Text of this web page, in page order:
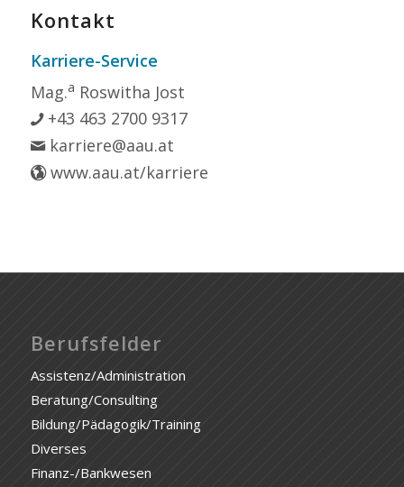
Kontakt
Karriere-Service
Mag.a Roswitha Jost
+43 463 2700 9317
karriere@aau.at
www.aau.at/karriere
Berufsfelder
Assistenz/Administration
Beratung/Consulting
Bildung/Pädagogik/Training
Diverses
Finanz-/Bankwesen